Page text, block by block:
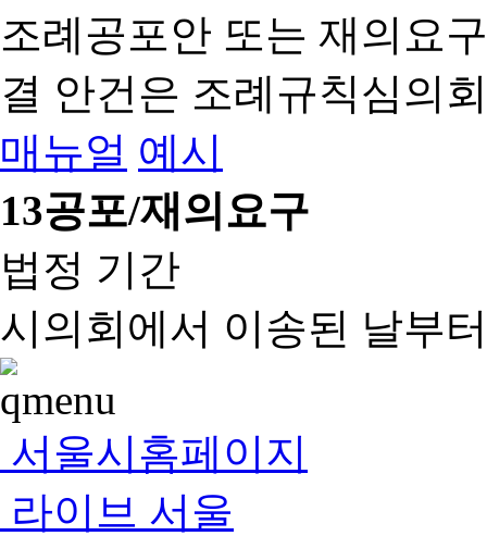
조례공포안 또는 재의요
결 안건은 조례규칙심의
매뉴얼 예시
13공포/재의요구
법정 기간
시의회에서 이송된 날부
서울시홈페이지
라이브 서울